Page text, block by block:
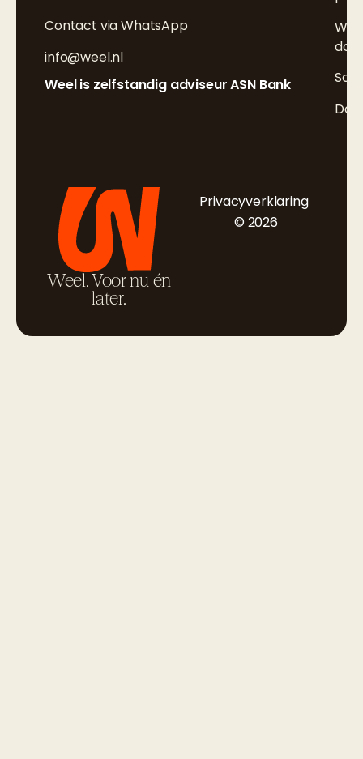
Contact via WhatsApp
info@weel.nl
Weel is zelfstandig adviseur ASN Bank
Weel. Voor nu én
later.
Privacyverklaring
© 2026